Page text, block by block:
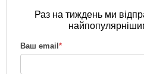
Раз на тиждень ми
Ваш email *